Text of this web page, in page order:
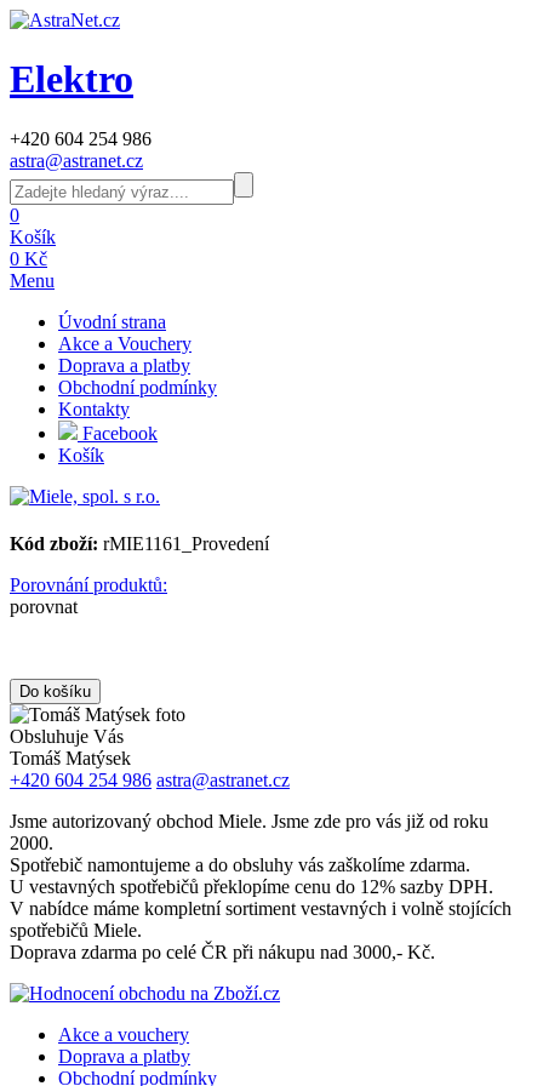
Elektro
+420 604 254 986
astra@astranet.cz
0
Košík
0 Kč
Menu
Úvodní strana
Akce a Vouchery
Doprava a platby
Obchodní podmínky
Kontakty
Facebook
Košík
Kód zboží: rMIE1161_Provedení
Porovnání produktů:
porovnat
Obsluhuje Vás
Tomáš Matýsek
+420 604 254 986 astra@astranet.cz
Jsme autorizovaný obchod Miele. Jsme zde pro vás již od roku
2000.
Spotřebič namontujeme a do obsluhy vás zaškolíme zdarma.
U vestavných spotřebičů překlopíme cenu do 12% sazby DPH.
V nabídce máme kompletní sortiment vestavných i volně stojících
spotřebičů Miele.
Doprava zdarma po celé ČR při nákupu nad 3000,- Kč.
Akce a vouchery
Doprava a platby
Obchodní podmínky